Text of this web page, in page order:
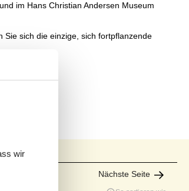
im Hans Christian Andersen Museum
Sie sich die einzige, sich fortpflanzende
Nächste Seite
wir